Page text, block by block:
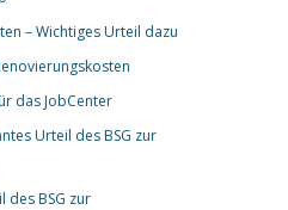
– Wichtiges Urteil dazu
das JobCenter
Urteil des BSG zur
des BSG zur